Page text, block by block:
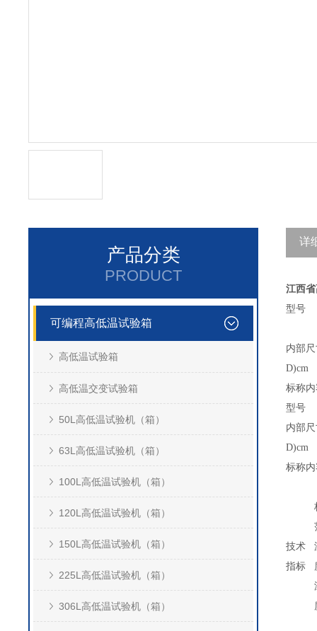
产品分类
PRODUCT
可编程高低温试验箱
高低温试验箱
高低温交变试验箱
50L高低温试验机（箱）
63L高低温试验机（箱）
100L高低温试验机（箱）
120L高低温试验机（箱）
150L高低温试验机（箱）
225L高低温试验机（箱）
306L高低温试验机（箱）
详
江西
型号
内部
D)cm
标称
型号
内部
D)cm
标称
技术
指标